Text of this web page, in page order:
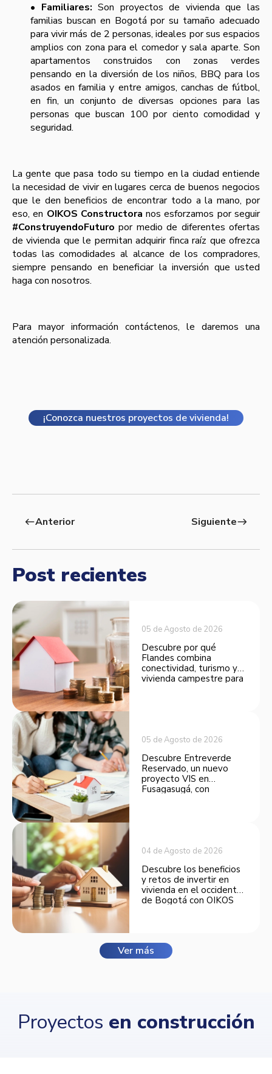
• Familiares: Son proyectos de vivienda que las
familias buscan en Bogotá por su tamaño adecuado
para vivir más de 2 personas, ideales por sus espacios
amplios con zona para el comedor y sala aparte. Son
apartamentos construidos con zonas verdes
pensando en la diversión de los niños, BBQ para los
asados en familia y entre amigos, canchas de fútbol,
en fin, un conjunto de diversas opciones para las
personas que buscan 100 por ciento comodidad y
seguridad.
La gente que pasa todo su tiempo en la ciudad entiende
la necesidad de vivir en lugares cerca de buenos negocios
que le den beneficios de encontrar todo a la mano, por
eso, en OIKOS Constructora nos esforzamos por seguir
#ConstruyendoFuturo por medio de diferentes ofertas
de vivienda que le permitan adquirir finca raíz que ofrezca
todas las comodidades al alcance de los compradores,
siempre pensando en beneficiar la inversión que usted
haga con nosotros.
Para mayor información contáctenos, le daremos una
atención personalizada.
¡Conozca nuestros proyectos de vivienda!
westAnterior Siguienteeast
Post recientes
05 de Agosto de 2026
Descubre por qué
Flandes combina
conectividad, turismo y
vivienda campestre para
05 de Agosto de 2026
Descubre Entreverde
Reservado, un nuevo
proyecto VIS en
Fusagasugá, con
04 de Agosto de 2026
Descubre los beneficios
y retos de invertir en
vivienda en el occidente
de Bogotá con OIKOS
Ver más
Proyectos en construcción